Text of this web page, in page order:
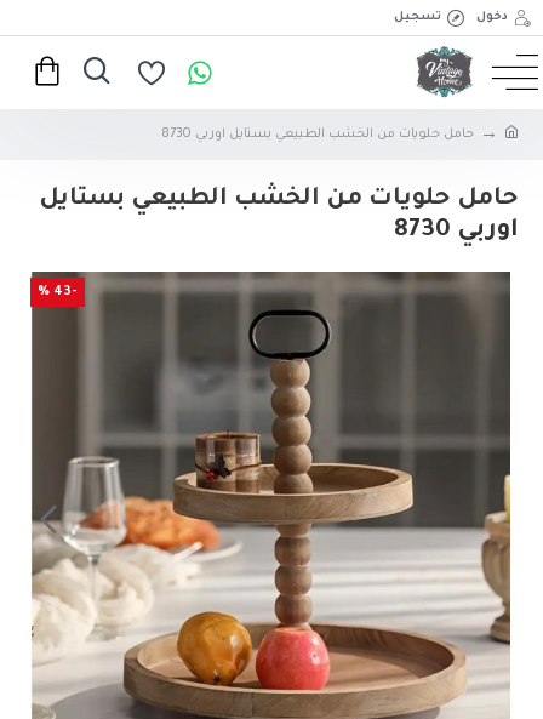
دخول تسجيل
حامل حلويات من الخشب الطبيعي بستايل اوربي 8730
حامل حلويات من الخشب الطبيعي بستايل
اوربي 8730
-43 %